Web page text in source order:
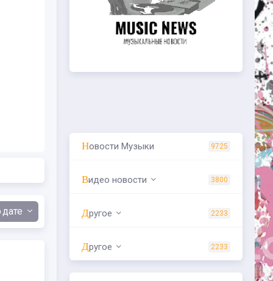
дате
Новости Музыки 9725
Видео новости 3800
Другое 2233
Другое 2233